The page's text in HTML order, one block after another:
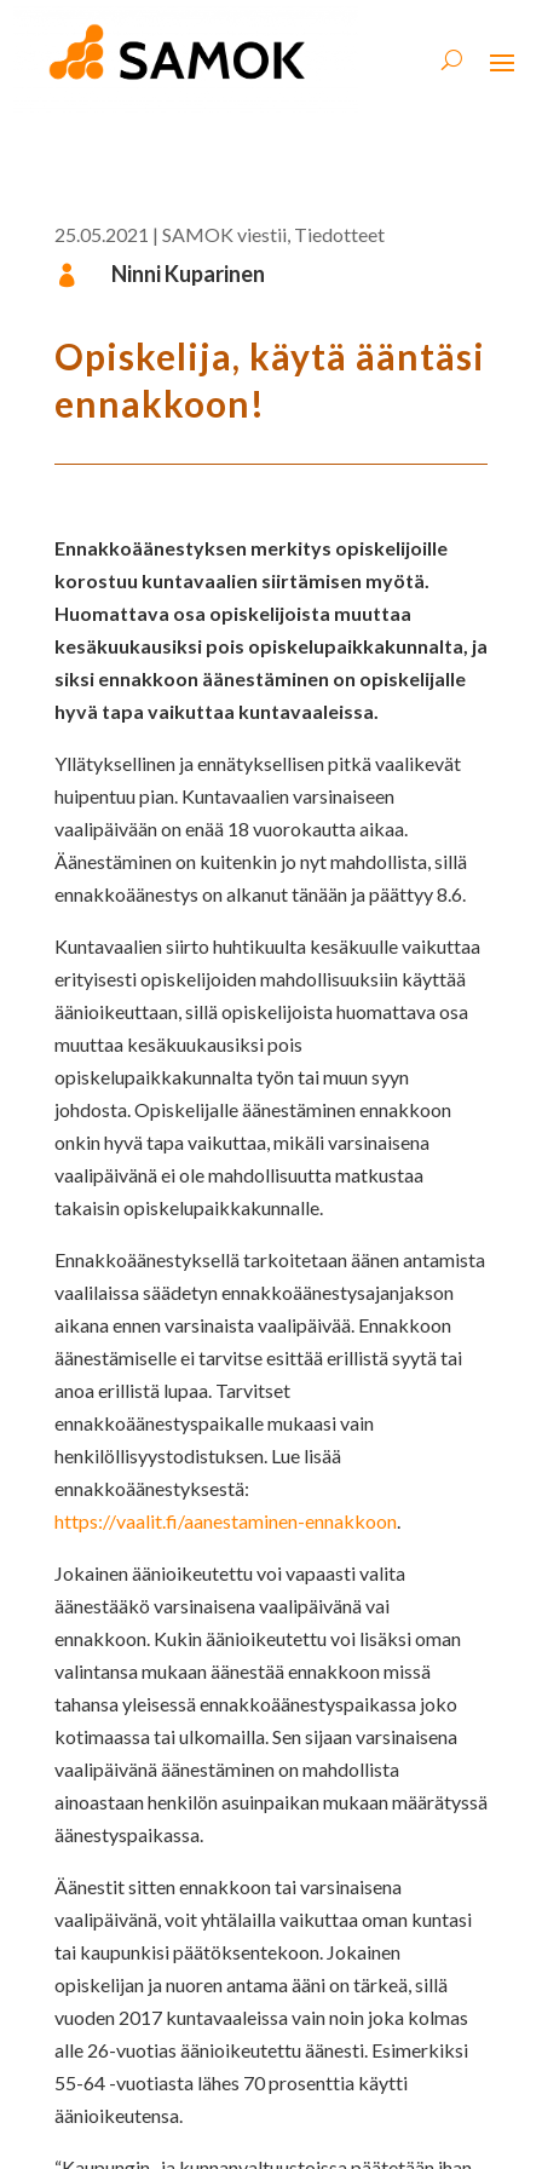
25.05.2021 | SAMOK viestii, Tiedotteet
 Ninni Kuparinen
Opiskelija, käytä ääntäsi
ennakkoon!
Ennakkoäänestyksen merkitys opiskelijoille
korostuu kuntavaalien siirtämisen myötä.
Huomattava osa opiskelijoista muuttaa
kesäkuukausiksi pois opiskelupaikkakunnalta, ja
siksi ennakkoon äänestäminen on opiskelijalle
hyvä tapa vaikuttaa kuntavaaleissa.
Yllätyksellinen ja ennätyksellisen pitkä vaalikevät
huipentuu pian. Kuntavaalienvarsinaiseen
vaalipäivään on enää 18 vuorokautta aikaa.
Äänestäminen on kuitenkin jo nyt mahdollista, sillä
ennakkoäänestys on alkanut tänään ja päättyy8.6.
Kuntavaalien siirto huhtikuulta kesäkuulle vaikuttaa
erityisesti opiskelijoidenmahdollisuuksiin käyttää
äänioikeuttaan, sillä opiskelijoista huomattava osa
muuttaa kesäkuukausiksi pois
opiskelupaikkakunnalta työn tai muun syyn
johdosta. Opiskelijalle äänestäminen ennakkoon
onkin hyvä tapa vaikuttaa,mikäli varsinaisena
vaalipäivänä ei ole mahdollisuutta matkustaa
takaisinopiskelupaikkakunnalle.
Ennakkoäänestyksellä tarkoitetaan äänen antamista
vaalilaissa säädetynennakkoäänestysajanjakson
aikana ennen varsinaista vaalipäivää. Ennakkoon
äänestämiselle ei tarvitse esittää erillistä syytä tai
anoa erillistä lupaa. Tarvitset
ennakkoäänestyspaikalle mukaasi vain
henkilöllisyystodistuksen. Lue lisää
ennakkoäänestyksestä:
https://vaalit.fi/aanestaminen-ennakkoon.
Jokainen äänioikeutettu voi vapaasti valita
äänestääkö varsinaisena vaalipäivänävai
ennakkoon. Kukin äänioikeutettu voi lisäksi oman
valintansa mukaanäänestää ennakkoon missä
tahansa yleisessä ennakkoäänestyspaikassa joko
kotimaassa tai ulkomailla. Sen sijaan varsinaisena
vaalipäivänä äänestäminen onmahdollista
ainoastaan henkilön asuinpaikan mukaan määrätyssä
äänestyspaikassa.
Äänestit sitten ennakkoon tai varsinaisena
vaalipäivänä, voit yhtälailla vaikuttaaoman kuntasi
tai kaupunkisi päätöksentekoon. Jokainen
opiskelijan ja nuorenantama ääni on tärkeä, sillä
vuoden 2017 kuntavaaleissa vain noin joka kolmas
alle 26-vuotias äänioikeutettu äänesti. Esimerkiksi
55-64 -vuotiasta lähes 70prosenttia käytti
äänioikeutensa.